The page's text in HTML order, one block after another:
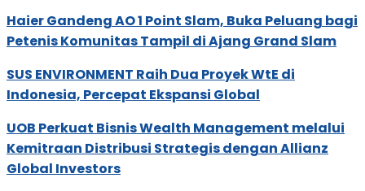
Haier Gandeng AO 1 Point Slam, Buka Peluang bagi
Petenis Komunitas Tampil di Ajang Grand Slam
SUS ENVIRONMENT Raih Dua Proyek WtE di
Indonesia, Percepat Ekspansi Global
UOB Perkuat Bisnis Wealth Management melalui
Kemitraan Distribusi Strategis dengan Allianz
Global Investors